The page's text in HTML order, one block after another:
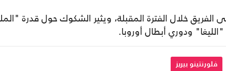
الفريق خلال الفترة المقبلة، ويثير الشكوك حول قدرة
ودوري أبطال أوروبا.
فلورنتينو بيريز